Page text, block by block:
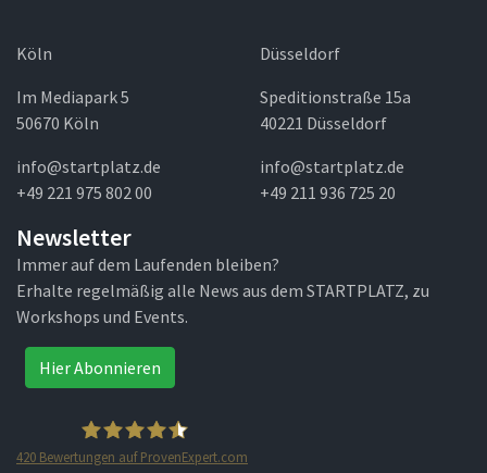
Köln
Im Mediapark 5
50670 Köln
info@startplatz.de
+49 221 975 802 00
Düsseldorf
Speditionstraße 15a
40221 Düsseldorf
info@startplatz.de
+49 211 936 725 20
Newsletter
Immer auf dem Laufenden bleiben?
Erhalte regelmäßig alle News aus dem STARTPLATZ, zu
Workshops und Events.
Hier Abonnieren
420 Bewertungen auf ProvenExpert.com